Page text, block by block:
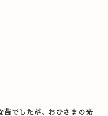
苗でしたが、おひさまの光